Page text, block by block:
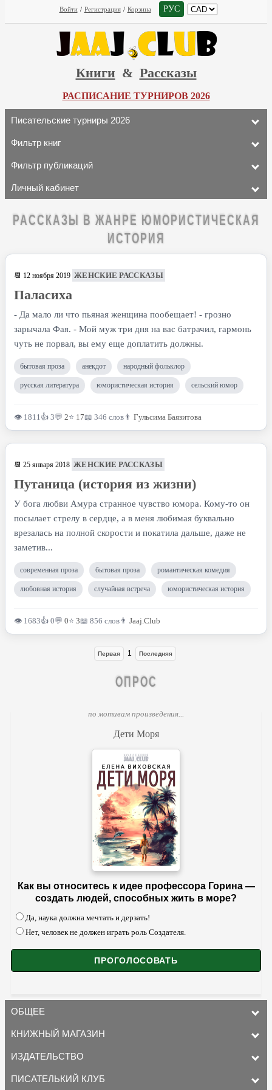
Войти / Регистрация / Корзина РУС
Книги & Рассказы
РАСПИСАНИЕ ТУРНИРОВ 2026
Писательские турниры 2026
Фильтр книг
Фильтр публикаций
Личный кабинет
РАССКАЗЫ В ЖАНРЕ ЮМОРИСТИЧЕСКАЯ
ИСТОРИЯ
📆 12 ноября 2019 ЖЕНСКИЕ РАССКАЗЫ
Паласиха
- Да мало ли что пьяная женщина пообещает! - грозно
зарычала Фая. - Мой муж три дня на вас батрачил, гармонь
чуть не порвал, вы ему еще доплатить должны.
бытовая проза анекдот народный фольклор
русская литература юмористическая история сельский юмор
👁 1811👍 3💬 2⭐ 17📖 346 слов 👨 Гульсима Баязитова
📆 25 января 2018 ЖЕНСКИЕ РАССКАЗЫ
Путаница (история из жизни)
У бога любви Амура странное чувство юмора. Кому-то он
посылает стрелу в сердце, а в меня любимая буквально
врезалась на полной скорости и покатила дальше, даже не
заметив...
современная проза бытовая проза романтическая комедия
любовная история случайная встреча юмористическая история
👁 1683👍 0💬 0⭐ 3📖 856 слов 👨 Jaaj.Club
Первая 1 Последняя
ОПРОС
по мотивам произведения...
Дети Моря
Как вы относитесь к идее профессора Горина —
создать людей, способных жить в море?
Да, наука должна мечтать и дерзать!
Нет, человек не должен играть роль Создателя.
ОБЩЕЕ
КНИЖНЫЙ МАГАЗИН
ИЗДАТЕЛЬСТВО
ПИСАТЕЛЬКИЙ КЛУБ